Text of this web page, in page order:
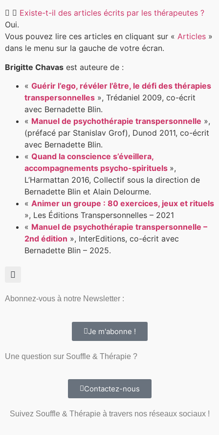
Existe-t-il des articles écrits par les thérapeutes ?
Oui.
Vous pouvez lire ces articles en cliquant sur « Articles »
dans le menu sur la gauche de votre écran.
Brigitte Chavas est auteure de :
« Guérir l’ego, révéler l’être, le défi des thérapies
transpersonnelles », Trédaniel 2009, co-écrit
avec Bernadette Blin.
« Manuel de psychothérapie transpersonnelle »,
(préfacé par Stanislav Grof), Dunod 2011, co-écrit
avec Bernadette Blin.
« Quand la conscience s’éveillera,
accompagnements psycho-spirituels »,
L’Harmattan 2016, Collectif sous la direction de
Bernadette Blin et Alain Delourme.
« Animer un groupe : 80 exercices, jeux et rituels
», Les Éditions Transpersonnelles – 2021
« Manuel de psychothérapie transpersonnelle –
2nd édition », InterEditions, co-écrit avec
Bernadette Blin – 2025.
Abonnez-vous à notre Newsletter :
Je m'abonne !
Une question sur Souffle & Thérapie ?
Contactez-nous
Suivez Souffle & Thérapie à travers nos réseaux sociaux !